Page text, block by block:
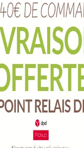
80 x 30 x 30
Distribution